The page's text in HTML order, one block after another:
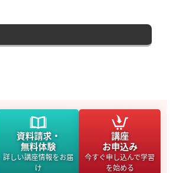
資料請求・
無料体験
詳しい講座情報をお届
け
講座
お申込み
今すぐ申し込んで学習
を始める